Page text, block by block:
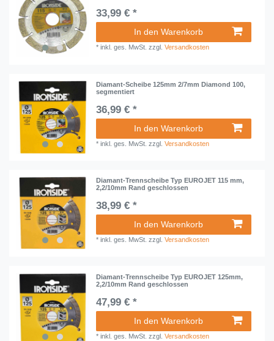
33,99 € *
In den Warenkorb
*inkl. ges. MwSt. zzgl.Versandkosten
Diamant-Scheibe 125mm 2/7mm Diamond 100,
segmentiert
36,99 € *
In den Warenkorb
*inkl. ges. MwSt. zzgl.Versandkosten
Diamant-Trennscheibe Typ EUROJET 115 mm,
2,2/10mm Rand geschlossen
38,99 € *
In den Warenkorb
*inkl. ges. MwSt. zzgl.Versandkosten
Diamant-Trennscheibe Typ EUROJET 125mm,
2,2/10mm Rand geschlossen
47,99 € *
In den Warenkorb
*inkl. ges. MwSt. zzgl.Versandkosten